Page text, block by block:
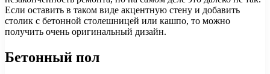
Если оставить в таком виде акцентную стену и добавить
столик с бетонной столешницей или кашпо, то можно
получить очень оригинальный дизайн.
Бетонный пол